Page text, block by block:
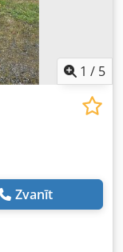
1 / 5
Zvanīt